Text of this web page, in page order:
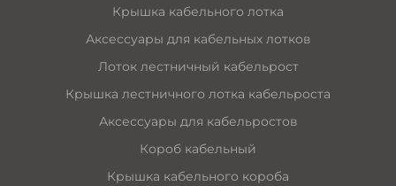
Крышка кабельного лотка
Аксессуары для кабельных лотков
Лоток лестничный кабельрост
Крышка лестничного лотка кабельроста
Аксессуары для кабельростов
Короб кабельный
Крышка кабельного короба